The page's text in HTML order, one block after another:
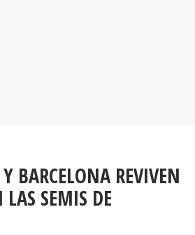
BARCELONA REVIVEN
LAS SEMIS DE